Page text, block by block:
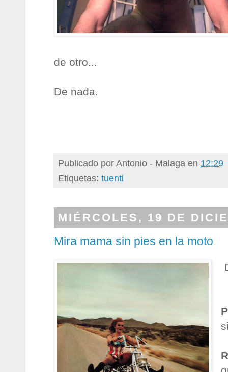
de otro...
De nada.
Publicado porAntonio - Malaga en 12:29
Etiquetas: tuenti
MIÉRCOLES, 19 DE
Mira mama sin pies en la moto